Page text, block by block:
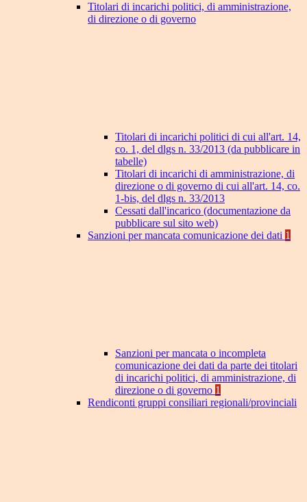
Titolari di incarichi politici, di amministrazione,
di direzione o di governo
Titolari di incarichi politici di cui all'art. 14,
co. 1, del dlgs n. 33/2013 (da pubblicare in
tabelle)
Titolari di incarichi di amministrazione, di
direzione o di governo di cui all'art. 14, co.
1-bis, del dlgs n. 33/2013
Cessati dall'incarico (documentazione da
pubblicare sul sito web)
Sanzioni per mancata comunicazione dei dati 1
Sanzioni per mancata o incompleta
comunicazione dei dati da parte dei titolari
di incarichi politici, di amministrazione, di
direzione o di governo 1
Rendiconti gruppi consiliari regionali/provinciali